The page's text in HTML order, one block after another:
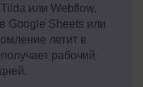
или Webflow,
Google Sheets или
летит в
рабочий